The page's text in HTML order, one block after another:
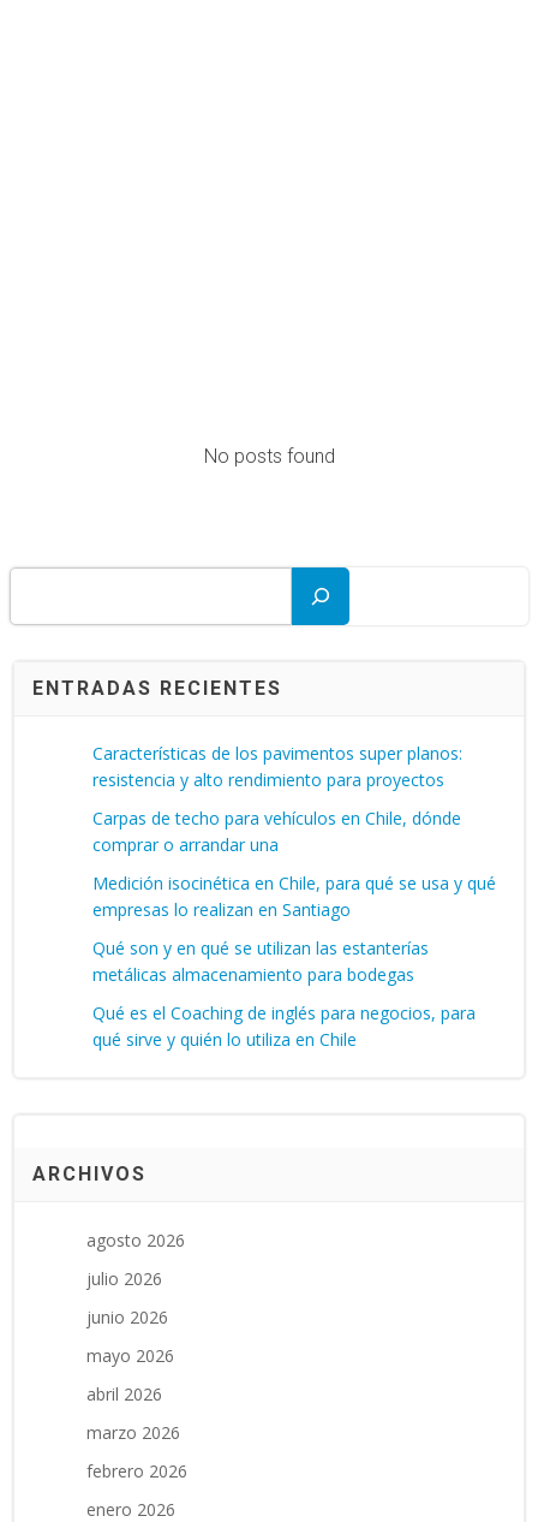
No posts found
ENTRADAS RECIENTES
Características de los pavimentos super planos:
resistencia y alto rendimiento para proyectos
Carpas de techo para vehículos en Chile, dónde
comprar o arrandar una
Medición isocinética en Chile, para qué se usa y qué
empresas lo realizan en Santiago
Qué son y en qué se utilizan las estanterías
metálicas almacenamiento para bodegas
Qué es el Coaching de inglés para negocios, para
qué sirve y quién lo utiliza en Chile
ARCHIVOS
agosto 2026
julio 2026
junio 2026
mayo 2026
abril 2026
marzo 2026
febrero 2026
enero 2026